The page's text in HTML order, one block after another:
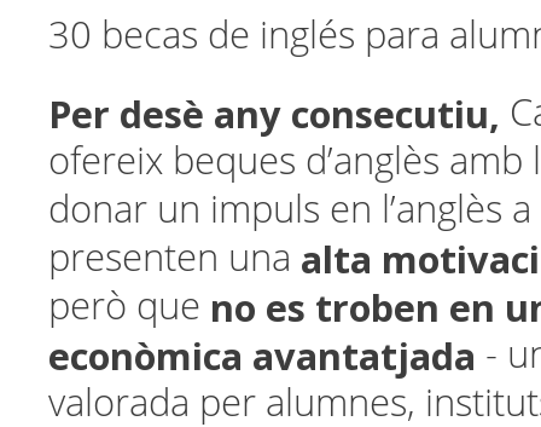
30 becas de inglés para
Per desè any consecutiu,
ofereix beques d’anglès amb
donar un impuls en l’anglès
presenten una alta
però que no es troben en
econòmica avantatjada -
valorada per alumnes,